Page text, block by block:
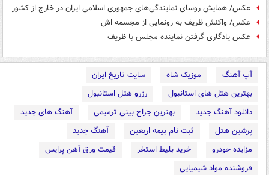
عکس/ همایش روسای نمایندگی‌های جمهوری اسلامی ایران در خارج از کشور
عکس/ واکنش ظریف به رونمایی از مجسمه اش
عکس یادگاری گرفتن نماینده مجلس با ظریف
آپ آهنگ موزیک شاه
سایت تاریخ ایران
بهترین هتل های استانبول
رزرو هتل استانبول
دانلود آهنگ جدید
بهترین جراح بینی ترمیمی
آهنگ های جدید
پرشین هتل
ثبت نام بیمه اربعین
آهنگ جدید
مزایده خودرو
خرید بلیط استخر
قیمت ورق آهن پرایس
فروشنده مواد شیمیایی